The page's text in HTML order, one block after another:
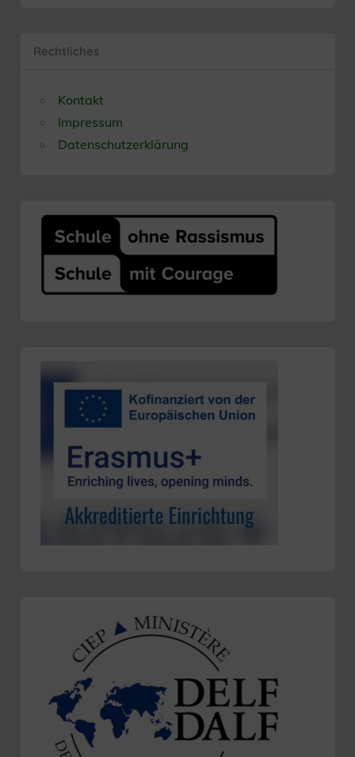
Rechtliches
Kontakt
Impressum
Datenschutzerklärung